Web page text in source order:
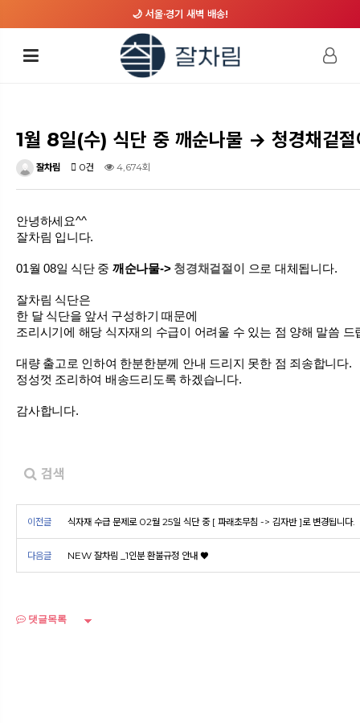
🌙 서울·경기 새벽 배송!
1월 8일(수) 식단 중 깨순나물 → 청경채겉절
잘차림 0건 4,674회
안녕하세요^^
잘차림 입니다.
01월 08일 식단 중 깨순나물-> 청경채겉절이 으로 대체됩니다.
잘차림 식단은
한 달 식단을 앞서 구성하기 때문에
조리시기에 해당 식자재의 수급이 어려울 수 있는 점 양해 말씀 드
대량 출고로 인하여 한분한분께 안내 드리지 못한 점 죄송합니다.
정성껏 조리하여 배송드리도록 하겠습니다.
감사합니다.
검색
이전글 식자재 수급 문제로 02월 25일 식단 중 [ 파래초무침 -> 김자반 ]로 변경됩니다.
다음글 NEW 잘차림 _1인분 환불규정 안내 ♥
댓글목록